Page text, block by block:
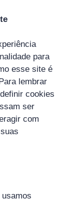
para
esse site é
lembrar
cookies
ser
com